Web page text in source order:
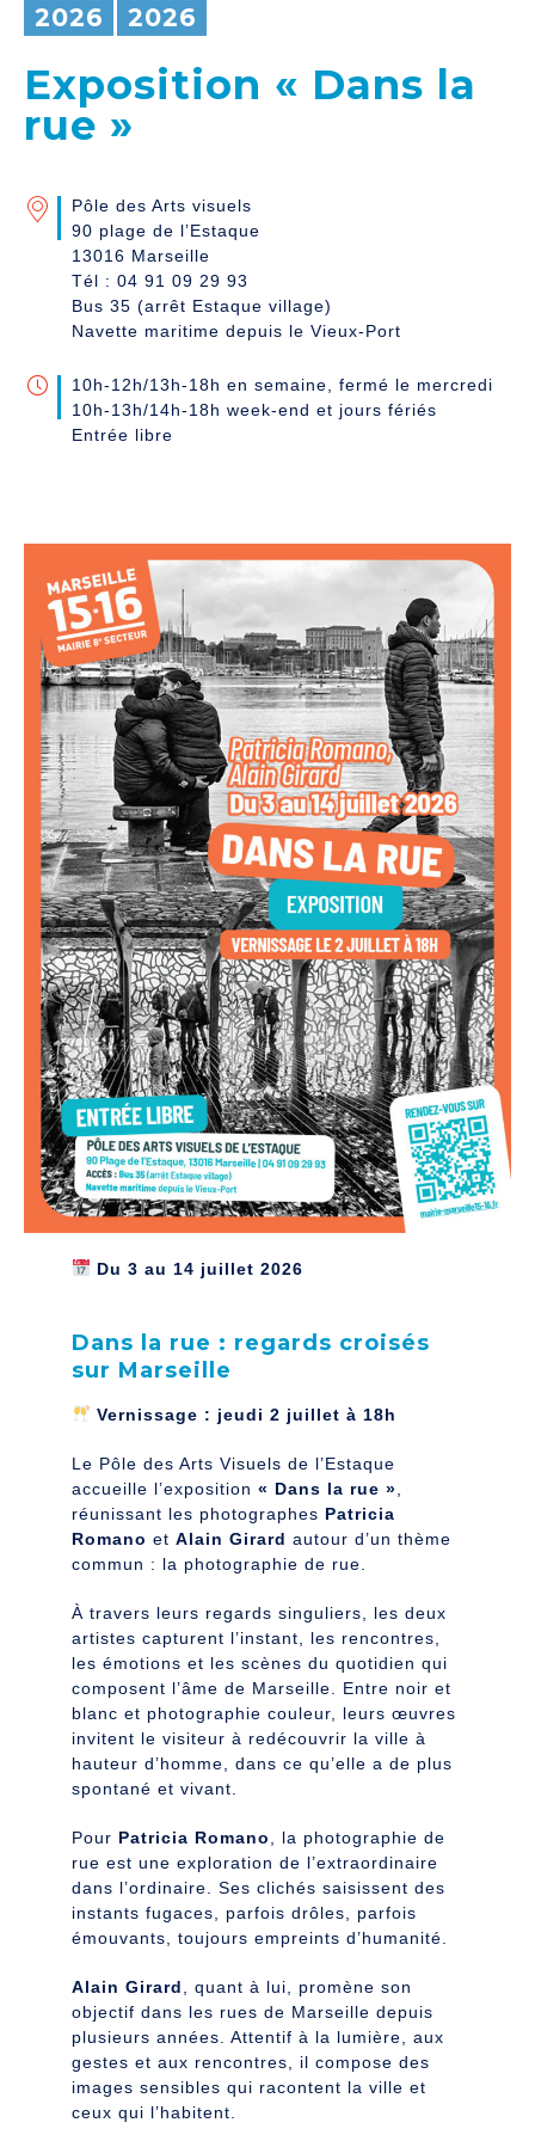
2026 2026
Exposition « Dans la
rue »
Pôle des Arts visuels
90 plage de l’Estaque
13016 Marseille
Tél : 04 91 09 29 93
Bus 35 (arrêt Estaque village)
Navette maritime depuis le Vieux-Port
10h-12h/13h-18h en semaine, fermé le mercredi
10h-13h/14h-18h week-end et jours fériés
Entrée libre
Du 3 au 14 juillet 2026
Dans la rue : regards croisés
sur Marseille
Vernissage : jeudi 2 juillet à 18h
Le Pôle des Arts Visuels de l’Estaque
accueille l’exposition « Dans la rue »
réunissant les photographes Patricia
Romano et Alain Girard autour d’un thème
commun : la photographie de rue.
À travers leurs regards singuliers, les deux
artistes capturent l’instant, les rencontres,
les émotions et les scènes du quotidien qui
composent l’âme de Marseille. Entre noir et
blanc et photographie couleur, leurs œuvres
invitent le visiteur à redécouvrir la ville à
hauteur d’homme, dans ce qu’elle a de plus
spontané et vivant.
Pour Patricia Romano
, la photographie de
rue est une exploration de l’extraordinaire
dans l’ordinaire. Ses clichés saisissent des
instants fugaces, parfois drôles, parfois
émouvants, toujours empreints d’humanité.
Alain Girard
, quant à lui, promène son
objectif dans les rues de Marseille depuis
plusieurs années. Attentif à la lumière, aux
gestes et aux rencontres, il compose des
images sensibles qui racontent la ville et
ceux qui l’habitent.